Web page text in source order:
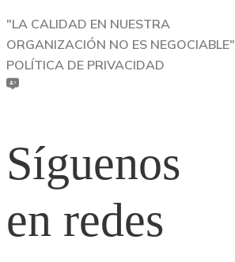
"LA CALIDAD EN NUESTRA
ORGANIZACIÓN NO ES NEGOCIABLE"
POLÍTICA DE PRIVACIDAD
Síguenos
en redes